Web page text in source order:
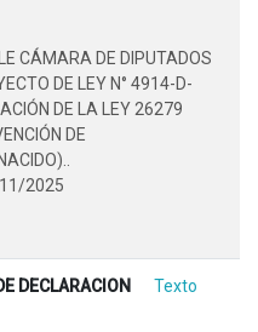
CÁMARA DE DIPUTADOS
DE LEY N° 4914-D-
DE LA LEY 26279
DE
2025
DECLARACION
Texto